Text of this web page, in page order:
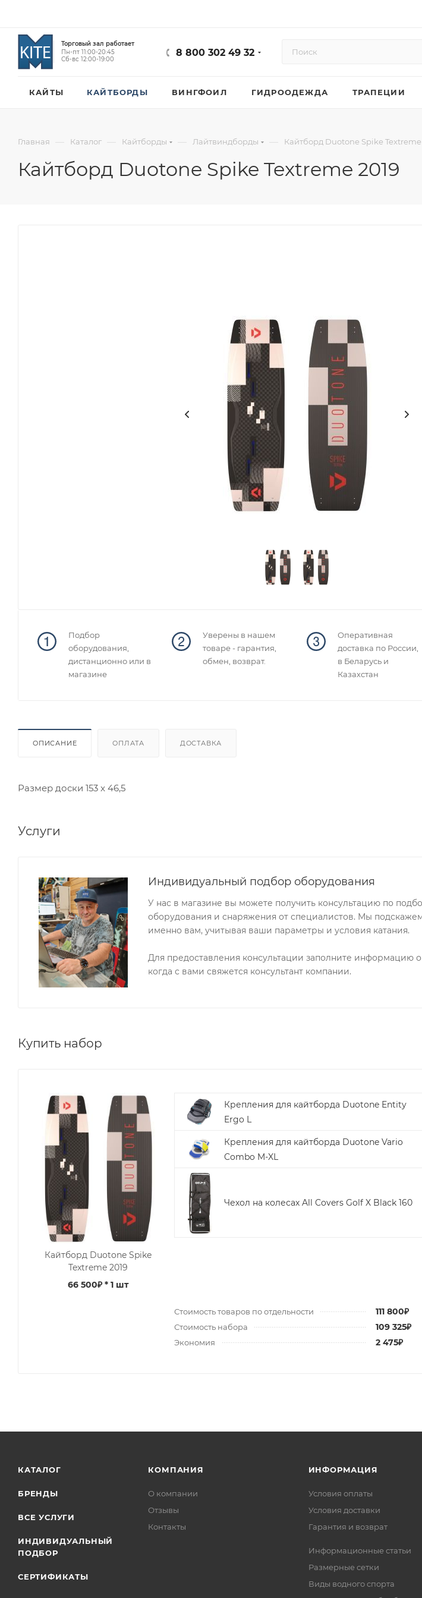
Торговый зал работает
Пн-пт 11:00-20:45
Сб-вс 12:00-19:00
8 800 302 49 32
КАЙТЫ КАЙТБОРДЫ ВИНГФОИЛ ГИДРООДЕЖДА ТРАПЕЦИИ
Главная — Каталог — Кайтборды — Лайтвиндборды — Кайтборд Duotone Spike Textreme
Кайтборд Duotone Spike Textreme 2019
Подбор
оборудования,
дистанционно или в
магазине
Уверены в нашем
товаре - гарантия,
обмен, возврат.
Оперативная
доставка по России,
в Беларусь и
Казахстан
ОПИСАНИЕ ОПЛАТА ДОСТАВКА
Размер доски 153 x 46,5
Услуги
Индивидуальный подбор оборудования
У нас в магазине вы можете получить консультацию по
оборудования и снаряжения от специалистов. Мы
именно вам, учитывая ваши параметры и условия катания.
Для предоставления консультации заполните информацию
когда с вами свяжется консультант компании.
Купить набор
Кайтборд Duotone Spike
Textreme 2019
66 500₽ * 1 шт
Крепления для кайтборда Duotone Entity
Ergo L
Крепления для кайтборда Duotone Vario
Combo M-XL
Чехол на колесах All Covers Golf X Black 160
Стоимость товаров по отдельности 111 800₽
Стоимость набора 109 325₽
Экономия 2 475₽
КАТАЛОГ
БРЕНДЫ
ВСЕ УСЛУГИ
ИНДИВИДУАЛЬНЫЙ
ПОДБОР
СЕРТИФИКАТЫ
КОМПАНИЯ
О компании
Отзывы
Контакты
ИНФОРМАЦИЯ
Условия оплаты
Условия доставки
Гарантия и возврат
Информационные статьи
Размерные сетки
Виды водного спорта